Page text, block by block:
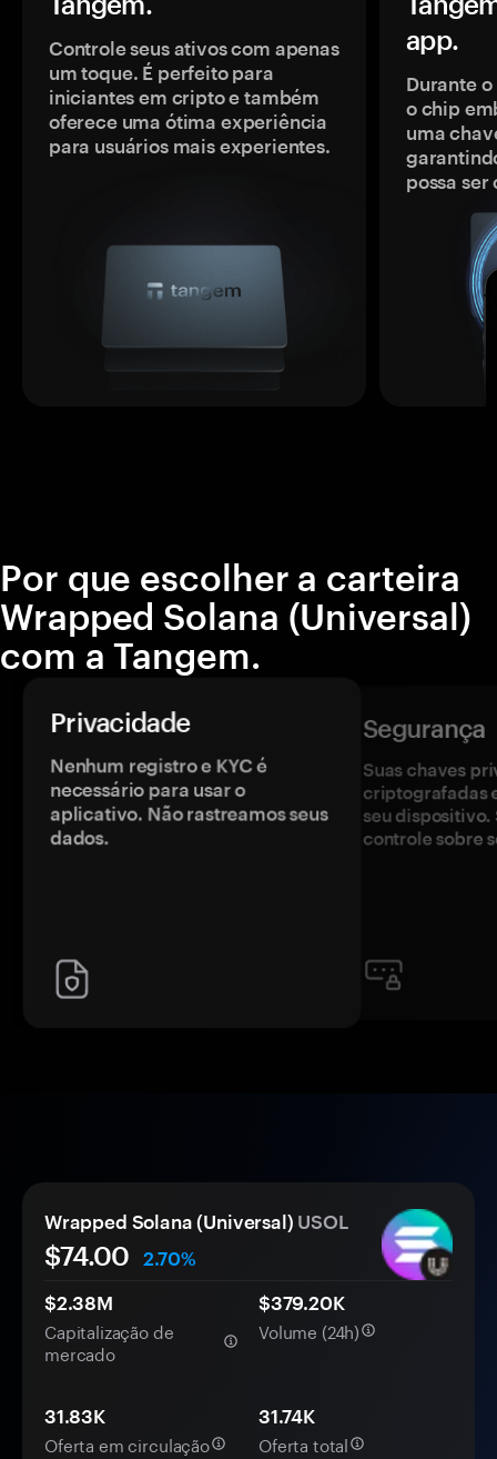
Controle seus ativos com apenas
um toque. É perfeito para
iniciantes em cripto e também
oferece uma ótima experiência
para usuários mais experientes.
app.
Durante
o chip
uma
possa
Por que escolher a carteira
Wrapped Solana (Universal)
com a Tangem.
Privacidade
Nenhum registro e KYC é
necessário para usar o
aplicativo. Não rastreamos seus
dados.
Segurança
Suas chaves
criptografadas
seu dispositivo.
controle sobre
Wrapped Solana (Universal) USOL
$74.00
2.70%
$2.38M
Capitalização de
mercado
$379.20K
Volume (24h)
31.83K
Oferta em circulação
31.74K
Oferta total